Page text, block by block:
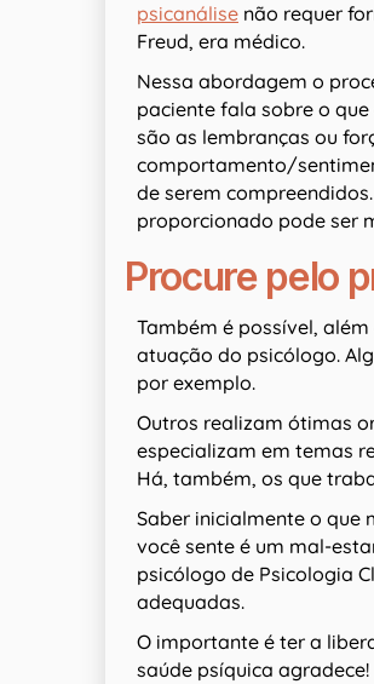
psicanálise não requer
Freud, era médico.
Nessa abordagem o
paciente fala sobre o
são as lembranças ou
comportamento/
de serem
proporcionado pode ser
Procure pelo
Também é possível,
atuação do psicólogo.
por exemplo.
Outros realizam ótimas
especializam em temas
Há, também, os que
Saber inicialmente o que
você sente é um mal-
psicólogo de Psicologia
adequadas.
O importante é ter a
saúde psíquica agradece!